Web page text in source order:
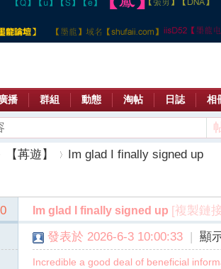
廣播 群組 動態 淘帖 日誌 相
【苒遊】
›
Im glad I finally signed up
0 Im glad I finally signed up [複製鏈
發表於 2026-6-3 10:00:33 | 顯
Incredible a good deal of beneficial